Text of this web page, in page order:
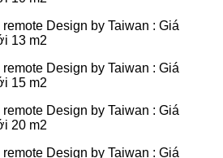
Design by Taiwan : Giá
13 m2
Design by Taiwan : Giá
15 m2
Design by Taiwan : Giá
20 m2
Design by Taiwan : Giá